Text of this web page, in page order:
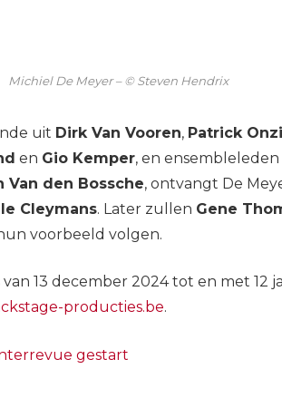
Michiel De Meyer – © Steven Hendrix
uit Dirk Van Vooren, Patrick
en Gio Kemper, en ensembleleden
Van den Bossche, ontvangt De
Cleymans. Later zullen Gene
voorbeeld volgen.
13 december 2024 tot en met 12
producties.be.
gestart